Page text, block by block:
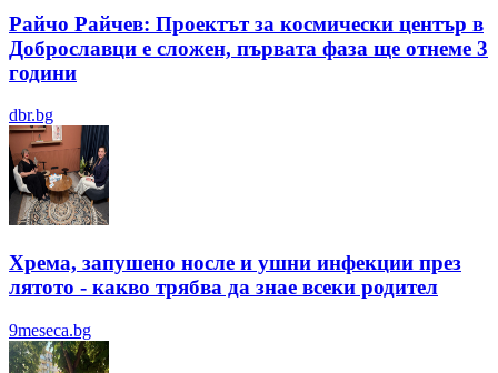
Райчо Райчев: Проектът за космически център в
Доброславци е сложен, първата фаза ще отнеме 3
години
dbr.bg
Хрема, запушено носле и ушни инфекции през
лятотo - какво трябва да знае всеки родител
9meseca.bg